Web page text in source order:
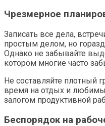
Чрезмерное
Записать все дела,
простым делом, но
Однако не забывайте
котором многие часто
Не составляйте плотный
время на отдых и
залогом продуктивной
Беспорядок на